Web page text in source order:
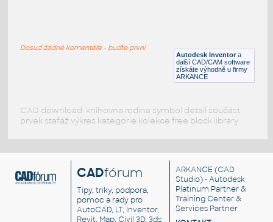
Ochranné relé ABB REF 610
Autodesk Inventor a
další CAD/CAM software
získáte výhodně u firmy
ARKANCE
Dosud žádné komentáře - buďte první
CAD download: knihovna rodina symbol detail součást
prvek stafáž výkres kategorie kolekce free block library
CADfórum
Tipy, triky, podpora,
pomoc a rady pro
AutoCAD, LT, Inventor,
Revit, Map, Civil 3D, 3ds
ARKANCE (CAD
Studio) - Autodesk
Platinum Partner &
Training Center &
Services Partner